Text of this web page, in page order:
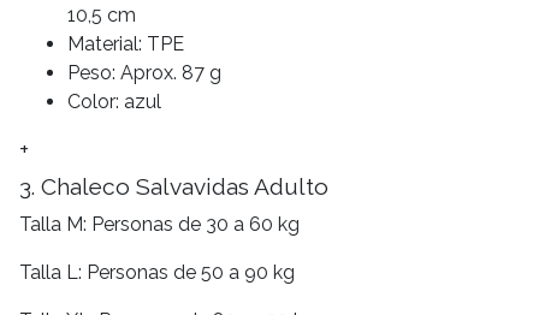
10,5 cm
Material: TPE
Peso: Aprox. 87 g
Color: azul
+
3. Chaleco Salvavidas Adulto
Talla M: Personas de 30 a 60 kg
Talla L: Personas de 50 a 90 kg